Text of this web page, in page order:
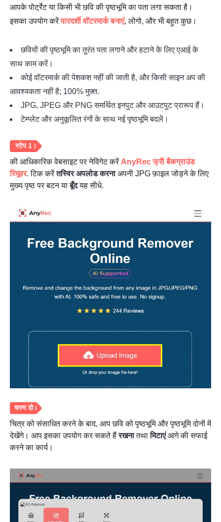
आपके पोर्ट्रेट या किसी भी छवि की पृष्ठभूमि का पता लगा सकता है।
इसका उपयोग करेंपारदर्शी वॉटरमार्क बनाएं, लोगो, और भी बहुत कुछ।
छवियों की पृष्ठभूमि का तुरंत पता लगाने और हटाने के लिए एआई के
साथ काम करें।
कोई वॉटरमार्क की पेशकश नहीं की जाती है, और किसी साइन अप की
आवश्यकता नहीं है; 100% मुफ़्त.
JPG, JPEG और PNG समर्थित इनपुट और आउटपुट प्रारूप हैं।
टेम्प्लेट और अनुकूलित रंगों के साथ नई पृष्ठभूमि बदलें।
की आधिकारिक वेबसाइट पर नेविगेट करें AnyRec फ्री बैकग्राउंड
रिमूवर. टिक करेंतस्विर अपलोड करनाअपनी JPG फ़ाइल जोड़ने के लिए
मुख्य पृष्ठ पर बटन याबूँदयह सीधे.
चित्र को संसाधित करने के बाद, आप छवि को पृष्ठभूमि और पृष्ठभूमि दोनों में
देखेंगे। आप इसका उपयोग कर सकते हैंरखनातथामिटाएंआगे की सफाई
करने का कार्य।